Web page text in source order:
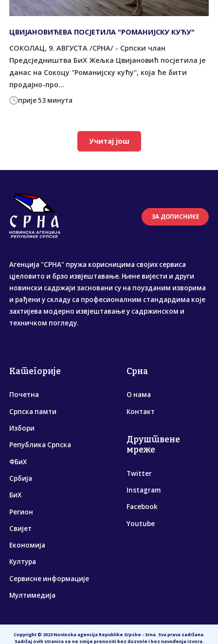
прије 53 минута
ЦВИЈАНОВИЋЕВА ПОСЈЕТИЛА "РОМАНИЈСКУ КУЋУ"
СОКОЛАЦ, 9. АВГУСТА /СРНА/ - Српски члан
Предсједништва БиХ Жељка Цвијановић посјетила је
данас на Сокоцу "Романијску кућу", која ће бити
продајно-про...
Учитај још
ЗА ДОПИСНИКЕ
Агенција "СРНА" пружа корисницима својих сервиса
цјеловито и брзо извјештавање. Њене вијести и други
новински садржаји засновани су на поузданим изворима
и рађени у складу са професионалним стандардима које
захтијева модерно извјештавање у садржинском и
техничком погледу.
Категорије
Почетна
Српска памти
Избори
Република Српска
ФБиХ
Србија
БиХ
Регион
Свијет
Економија
Култура
Сервисне информације
Мултимедија
Срна
О нама
Контакт
Друштвене
мреже
Twitter
Instagram
Facebook
Youtube
Copyright © 2023 Novinska agencija Republike Srpske - Srna. Sva prava zadržana.
Sadržaj ovih stranica se ne smije prenositi bez dozvole i bez navođenja izvora.